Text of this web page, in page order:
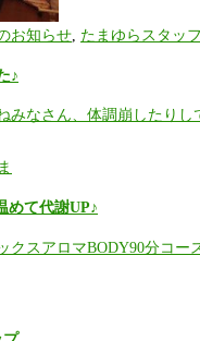
お知らせ, たまゆらスタッフ
♪
みなさん、体調崩したり
めて代謝UP♪
クスアロマBODY90分コー